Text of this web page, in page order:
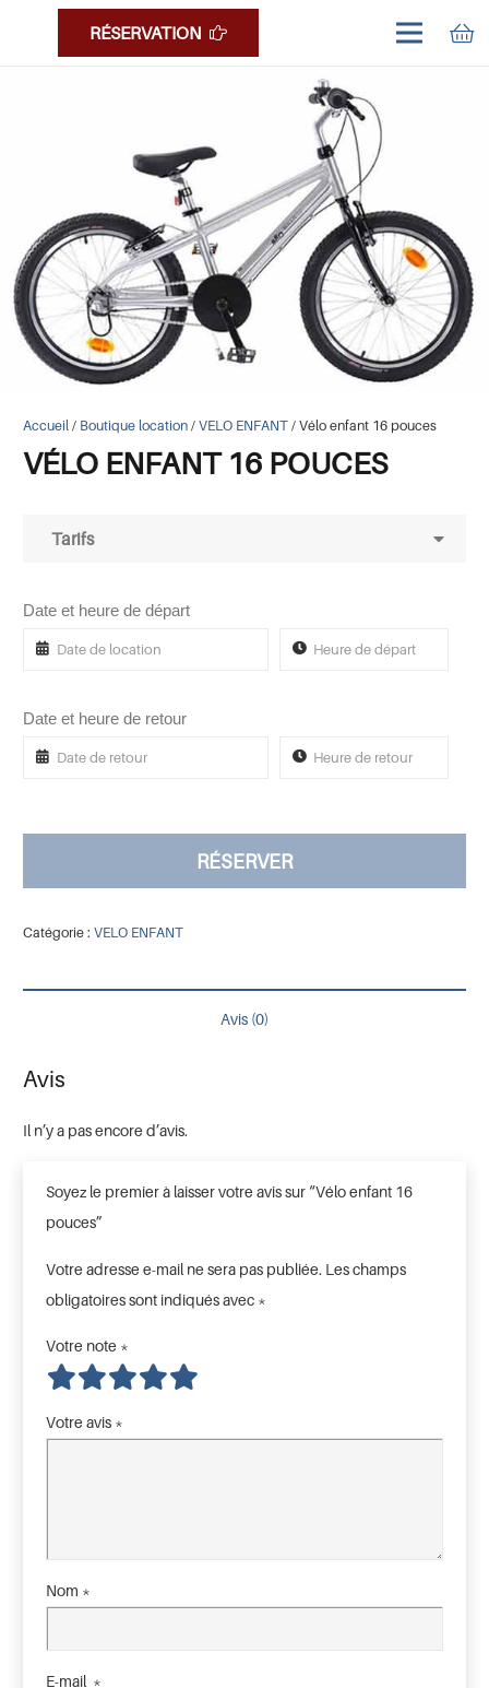
RÉSERVATION
Accueil / Boutique location / VELO ENFANT / Vélo enfant 16 pouces
VÉLO ENFANT 16 POUCES
Tarifs
Date et heure de départ
Date et heure de retour
RÉSERVER
Catégorie : VELO ENFANT
Avis (0)
Avis
Il n’y a pas encore d’avis.
Soyez le premier à laisser votre avis sur “Vélo enfant 16
pouces”
Votre adresse e-mail ne sera pas publiée. Les champs
obligatoires sont indiqués avec *
Votre note *
Votre avis *
Nom *
E-mail *